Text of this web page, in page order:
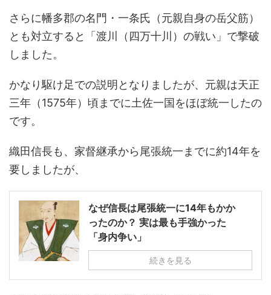
さらに幡多郡の名門・一条氏（元親自身の岳父筋）
とも対立すると「渡川（四万十川）の戦い」で撃破
しました。
かなり駆け足での説明となりましたが、元親は天正
三年（1575年）頃までに土佐一国をほぼ統一したの
です。
織田信長も、家督継承から尾張統一までに約14年を
要しましたが、
なぜ信長は尾張統一に14年もかか
ったのか？ 実は最も手強かった
「身内争い」
続きを見る